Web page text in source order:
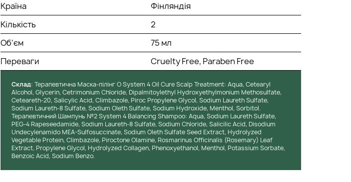
Країна
Фінляндія
Кількість
2
Об'єм
75 мл
Переваги
Cruelty Free, Paraben Free
Cклад: Терапевтична Маска-пілінг O System 4 Oil Cure Scalp Treatment: Aqua, Cetearyl
Alcohol, Glycerin, Cetrimonium Chloride, Dipalmitoylethyl Hydroxyethylmonium Methosulfate,
Ceteareth-20, Salicylic Acid, Climbazole, Piroc Propylene Glycol, Sodium Laureth Sulfate,
Sodium Laureth-8 Sulfate, Sodium Oleth Sulfate, Sodium Hydroxide, Menthol, Sorbitol.
Терапевтичний Шампунь №2 System 4 Balancing Shampoo: Aqua, Sodium Laureth Sulfate,
PEG-4 Rapeseedamide, Sodium Laureth-8 Sulfate, Sodium Chloride, Salicilic Acid, Disodium
Undecylenamido MEA-Sulfosuccinate, Sodium Oleth Sulfate Seed Extract, Hydrolyzed
Vegetable Protein, Climbazole, Piroctone Olamine, Rosmarinus Officinalis (Rosemary) Leaf
Extract, Propylene Glycol, Hydrolyzed Collagen, Phenoxyethanol, Menthol, Potassium Sorbate,
Benzoic Acid, Sodium Benzo.